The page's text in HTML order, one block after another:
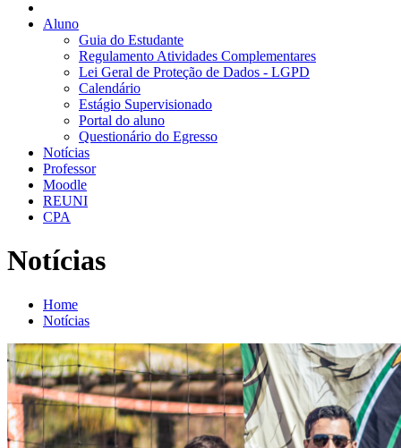
Aluno
Guia do Estudante
Regulamento Atividades Complementares
Lei Geral de Proteção de Dados - LGPD
Calendário
Estágio Supervisionado
Portal do aluno
Questionário do Egresso
Notícias
Professor
Moodle
REUNI
CPA
Notícias
Home
Notícias